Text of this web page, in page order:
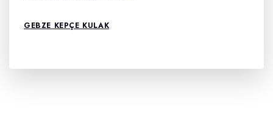
GEBZE KEPÇE KULAK